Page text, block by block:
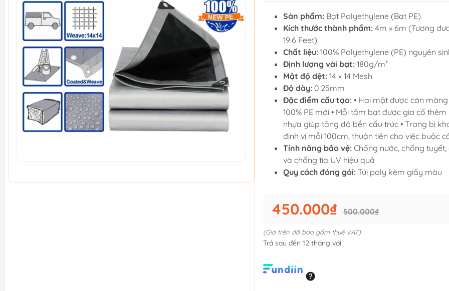
Sản phẩm: Bạt Polyethylene (Bạt PE)
Kích thước thành phẩm: 4m × 6m (Tương
19.6 Feet)
Chất liệu: 100% Polyethylene (PE) nguyên
Định lượng vải bạt: 180g/m²
Mật độ dệt: 14 × 14 Mesh
Độ dày: 0.25mm
Đặc điểm cấu tạo: • Hai mặt được cán
100% PE mới • Mỗi tấm bạt được gia cố
nhựa giúp tăng độ bền cấu trúc • Trang bị
định vị mỗi 100cm, thuận tiện cho việc buộc
Tính năng bảo vệ: Chống nước, chống
và chống tia UV hiệu quả
Quy cách đóng gói: Túi poly kèm giấy màu
450.000₫ 500.000₫
(Giá trên đã bao gồm thuế VAT)
Trả sau đến 12 tháng với